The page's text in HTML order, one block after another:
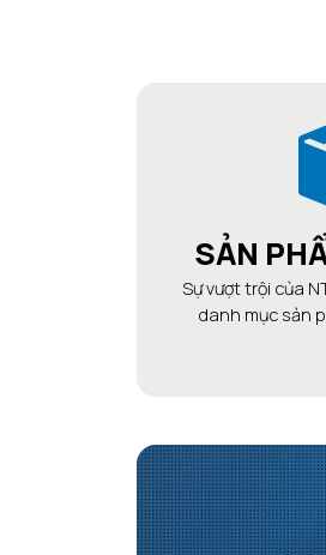
SẢN
Sự vượt trội của
danh mục sản